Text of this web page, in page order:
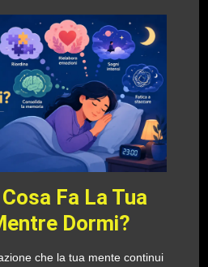
Fa La Tua
Dormi?
che la tua mente continui